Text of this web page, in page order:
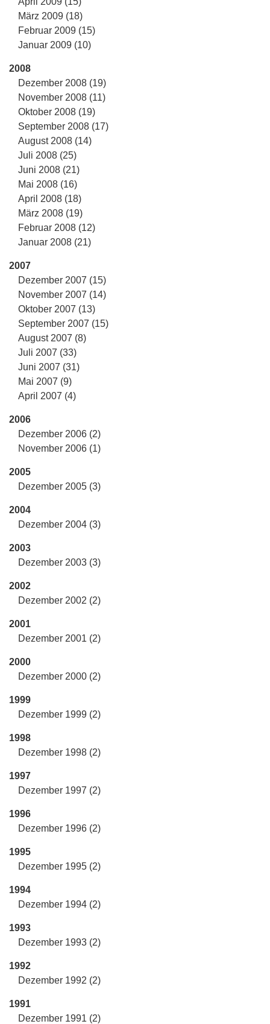
März 2009 (18)
Februar 2009 (15)
Januar 2009 (10)
2008
Dezember 2008 (19)
November 2008 (11)
Oktober 2008 (19)
September 2008 (17)
August 2008 (14)
Juli 2008 (25)
Juni 2008 (21)
Mai 2008 (16)
April 2008 (18)
März 2008 (19)
Februar 2008 (12)
Januar 2008 (21)
2007
Dezember 2007 (15)
November 2007 (14)
Oktober 2007 (13)
September 2007 (15)
August 2007 (8)
Juli 2007 (33)
Juni 2007 (31)
Mai 2007 (9)
April 2007 (4)
2006
Dezember 2006 (2)
November 2006 (1)
2005
Dezember 2005 (3)
2004
Dezember 2004 (3)
2003
Dezember 2003 (3)
2002
Dezember 2002 (2)
2001
Dezember 2001 (2)
2000
Dezember 2000 (2)
1999
Dezember 1999 (2)
1998
Dezember 1998 (2)
1997
Dezember 1997 (2)
1996
Dezember 1996 (2)
1995
Dezember 1995 (2)
1994
Dezember 1994 (2)
1993
Dezember 1993 (2)
1992
Dezember 1992 (2)
1991
Dezember 1991 (2)